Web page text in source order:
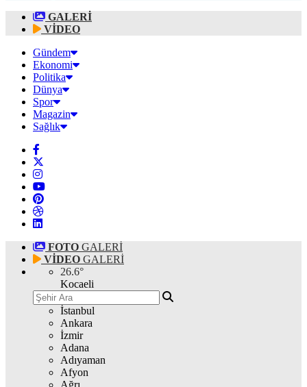
GALERİ
VİDEO
Gündem
Ekonomi
Politika
Dünya
Spor
Magazin
Sağlık
FOTO GALERİ
VİDEO GALERİ
26.6°
Kocaeli
İstanbul
Ankara
İzmir
Adana
Adıyaman
Afyon
Ağrı